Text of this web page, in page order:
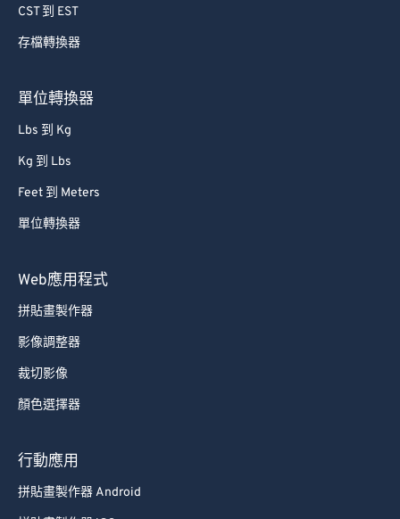
CST 到 EST
存檔轉換器
單位轉換器
Lbs 到 Kg
Kg 到 Lbs
Feet 到 Meters
單位轉換器
Web應用程式
拼貼畫製作器
影像調整器
裁切影像
顏色選擇器
行動應用
拼貼畫製作器 Android